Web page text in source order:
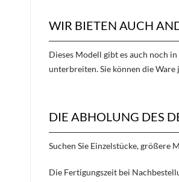
WIR BIETEN AUCH
Dieses Modell gibt es auch noch
unterbreiten. Sie können die Ware
DIE ABHOLUNG DES
Suchen Sie Einzelstücke, größere
Die Fertigungszeit bei